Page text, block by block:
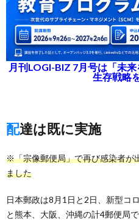
月刊LOGI-BIZ 7月号は「未
生存戦略
配達は既に実施
※「宗像郵便局」で再び感染者が
ました
日本郵政は8月1日と2日、新型コ
と熊本、大阪、沖縄の計4郵便局